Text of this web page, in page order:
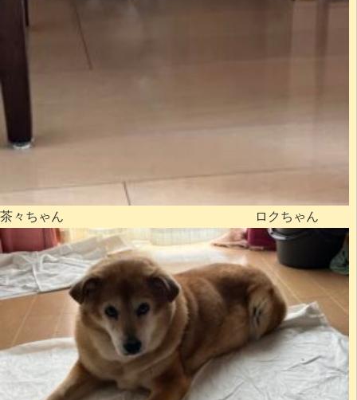
茶々ちゃん ロクちゃん